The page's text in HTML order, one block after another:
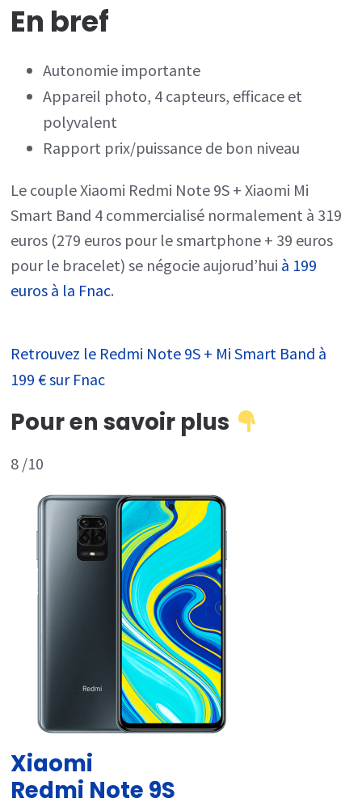
En bref
Autonomie importante
Appareil photo, 4 capteurs, efficace et
polyvalent
Rapport prix/puissance de bon niveau
Le couple Xiaomi Redmi Note 9S + Xiaomi Mi
Smart Band 4 commercialisé normalement à 319
euros (279 euros pour le smartphone + 39 euros
pour le bracelet) se négocie aujorud’hui à 199
euros à la Fnac.
Retrouvez le Redmi Note 9S + Mi Smart Band à
199 € sur Fnac
Pour en savoir plus
8 /10
Xiaomi
Redmi Note 9S